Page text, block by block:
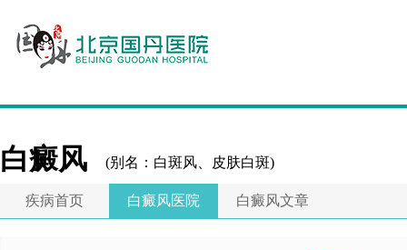
白癜风 (别名：白斑风、皮肤白斑)
疾病首页 白癜风医院 白癜风文章